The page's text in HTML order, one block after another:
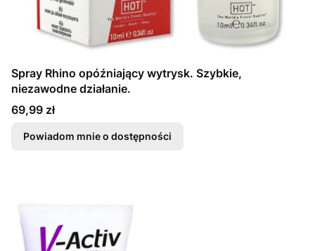
Spray Rhino opóźniający wytrysk. Szybkie,
niezawodne działanie.
Cena
69,99 zł
Powiadom mnie o dostępności